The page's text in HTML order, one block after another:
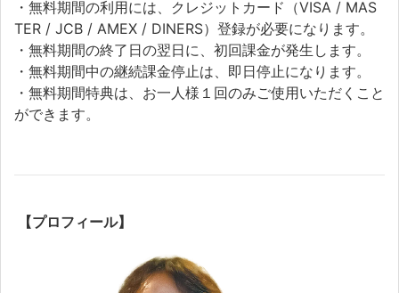
・無料期間の利用には、クレジットカード（VISA / MAS
TER / JCB / AMEX / DINERS）登録が必要になります。
・無料期間の終了日の翌日に、初回課金が発生します。
・無料期間中の継続課金停止は、即日停止になります。
・無料期間特典は、お一人様１回のみご使用いただくこと
ができます。
【プロフィール】